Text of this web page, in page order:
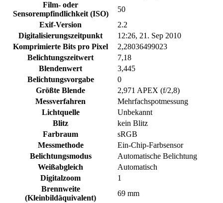
Film- oder
Sensorempfindlichkeit (ISO)
50
Exif-Version
2.2
Digitalisierungszeitpunkt
12:26, 21. Sep 2010
Komprimierte Bits pro Pixel
2,28036499023
Belichtungszeitwert
7,18
Blendenwert
3,445
Belichtungsvorgabe
0
Größte Blende
2,971 APEX (f/2,8)
Messverfahren
Mehrfachspotmessung
Lichtquelle
Unbekannt
Blitz
kein Blitz
Farbraum
sRGB
Messmethode
Ein-Chip-Farbsensor
Belichtungsmodus
Automatische Belichtung
Weißabgleich
Automatisch
Digitalzoom
1
Brennweite
(Kleinbildäquivalent)
69 mm